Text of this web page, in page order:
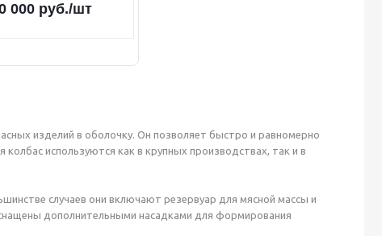
000 руб./шт
изделий в оболочку. Он позволяет быстро и равномерно
используются как в крупных производствах, так и в
случаев они включают резервуар для мясной массы и
дополнительными насадками для формирования